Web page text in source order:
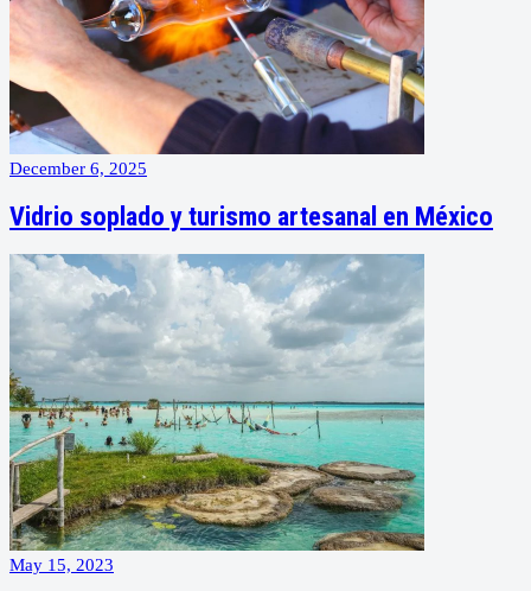
December 6, 2025
Vidrio soplado y turismo artesanal en México
May 15, 2023